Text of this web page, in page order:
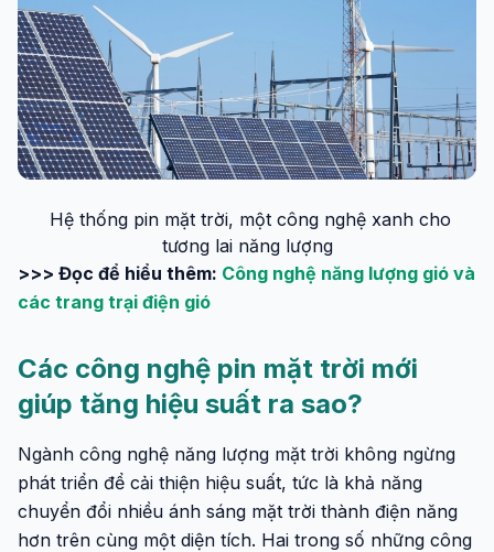
Hệ thống pin mặt trời, một công nghệ xanh cho
tương lai năng lượng
>>> Đọc để hiểu thêm: Công nghệ năng lượng gió và
các trang trại điện gió
Các công nghệ pin mặt trời mới
giúp tăng hiệu suất ra sao?
Ngành công nghệ năng lượng mặt trời không ngừng
phát triển để cải thiện hiệu suất, tức là khả năng
chuyển đổi nhiều ánh sáng mặt trời thành điện năng
hơn trên cùng một diện tích. Hai trong số những công